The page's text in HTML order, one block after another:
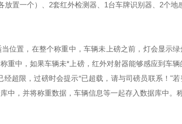
放置一个）、2套红外检测器、1台车牌识别器、2个
位置，在整个称重中，车辆未上磅之前，灯会显示
重中，如果车辆未*上磅，红外对射器能够感应到车
超限，过磅时会提示“已超载，请与司磅员联系！"
中，并将称重数据，车辆信息等一起存入数据库中。